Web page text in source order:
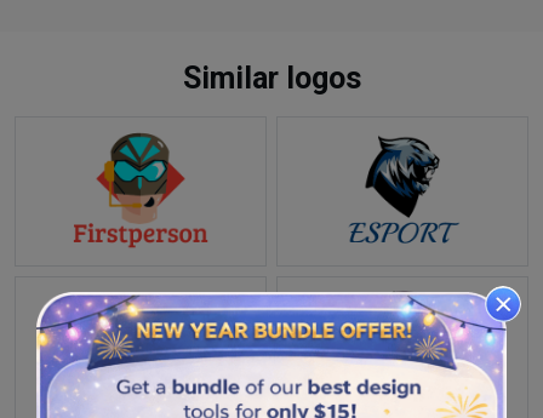
Similar logos